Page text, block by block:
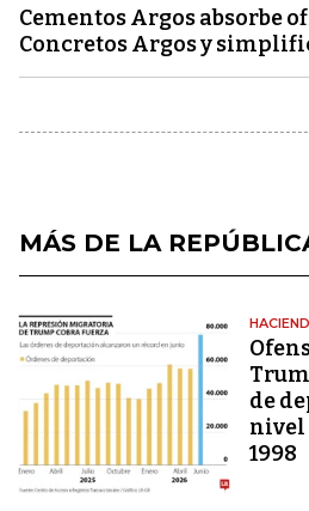
Cementos Argos absorbe
Concretos Argos y
MÁS DE LA
de
nivel
1998